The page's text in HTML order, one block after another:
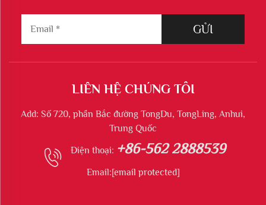
GỬI
LIÊN HỆ CHÚNG TÔI
Add: Số 720, phần Bắc đường TongDu, TongLing, Anhui,
Trung Quốc
Điện thoại: +86-562 2888539
Email:[email protected]